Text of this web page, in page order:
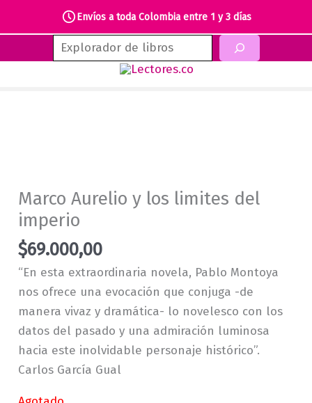
Envíos a toda Colombia entre 1 y 3 días
al
Buscar
Marco Aurelio y los limites del
imperio
$69.000,00
“En esta extraordinaria novela, Pablo Montoya
nos ofrece una evocación que conjuga -de
manera vivaz y dramática- lo novelesco con los
datos del pasado y una admiración luminosa
hacia este inolvidable personaje histórico”.
Carlos García Gual